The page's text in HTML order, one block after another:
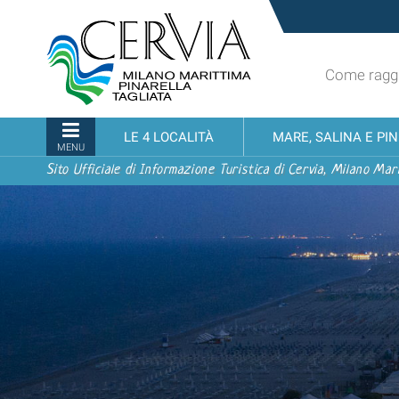
contenuti.
alla
navigazione
turistico
ufficiale
Cervia,
Milano
Marittima,
Pinarella,
Tagliata
Come
MENU
LE 4 LOCALITÀ MARE, SALINA E
Sito Ufficiale di Informazione Turistica di Cervia, Milano